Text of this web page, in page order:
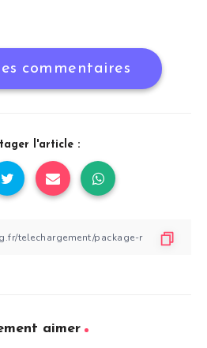
commentaires
l'article :
aimer